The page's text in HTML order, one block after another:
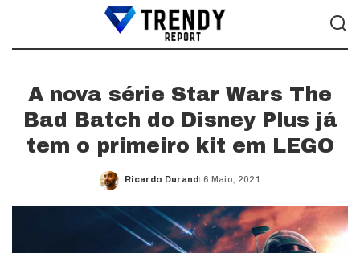
A nova série Star Wars The
Bad Batch do Disney Plus já
tem o primeiro kit em LEGO
Posted
Ricardo Durand 6 Maio, 2021